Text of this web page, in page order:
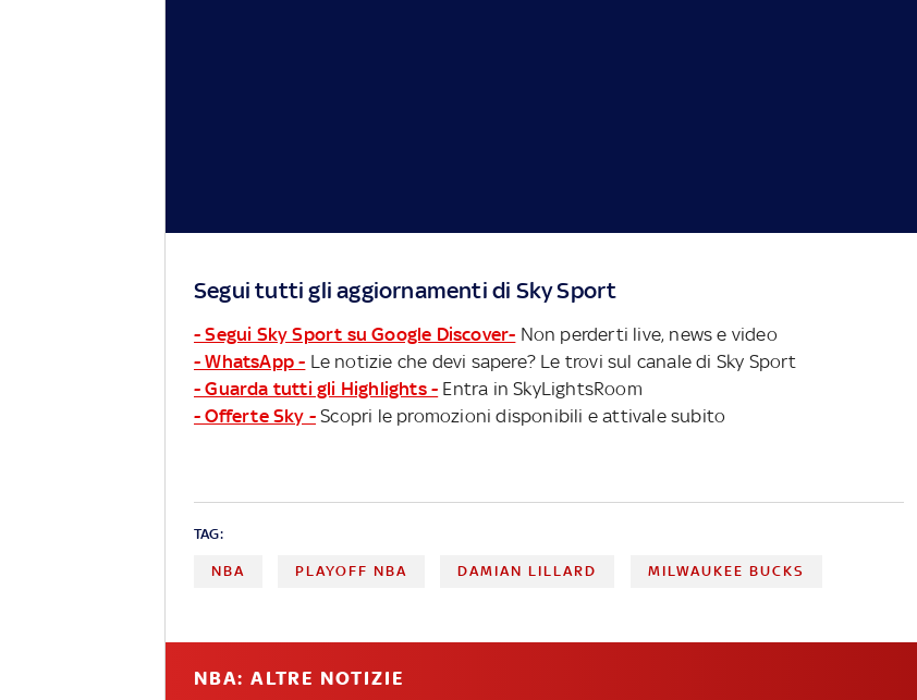
Segui tutti gli aggiornamenti di Sky Sport
- Segui Sky Sport su Google Discover- Non perderti live, news e video
- WhatsApp - Le notizie che devi sapere? Le trovi sul canale di Sky Sport
- Guarda tutti gli Highlights - Entra in SkyLightsRoom
- Offerte Sky - Scopri le promozioni disponibili e attivale subito
TAG:
NBA PLAYOFF NBA DAMIAN LILLARD MILWAUKEE BUCKS
NBA: ALTRE NOTIZIE